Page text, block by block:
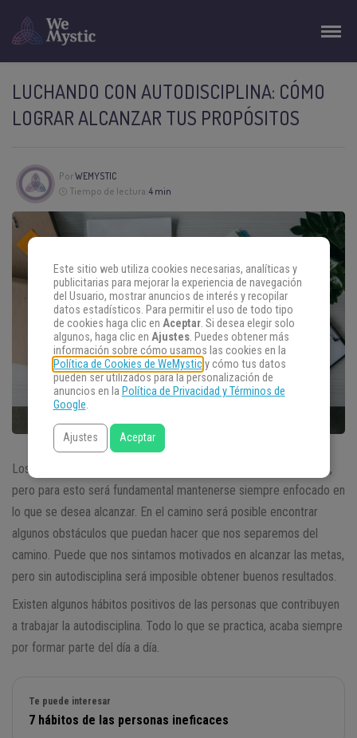
LUCHANDO CON AUTODISCIPLINA: CÓMO
LOGRAR ALCANZAR TUS PROPÓSITOS
PorWEMYSTIC
Tiempo de lectura:4 min
Los objetivos pueden alcanzarse luchando con autodisciplina,
pero para esto será fundamental mantenerse siempre enfocado en
lo que se desea alcanzar. En el camino será posible encontrar
algunos obstáculos que puedan hacer que nos separemos del
camino. Puede que nos sintamos motivados en alcanzar las metas,
pero sin autodisciplina será imposible obtener buenos resultados.
Existen algunos hábitos positivos de las personas que contribuyen
a trabajar la autodisciplina. Todo lo que se practica, acaba siempre
por formar parte del día a día.
Te puede interesar
7 hábitos de las personas ineficaces
Este sitio web utiliza cookies necesarias, analíticas y
publicitarias para mejorar la experiencia de navegación
del Usuario, mostrar anuncios de interés y recopilar
datos estadísticos. Para permitir el uso de todo tipo
de cookies haga clic en Aceptar. Si desea elegir solo
algunos, haga clic en Ajustes. Puedes obtener más
información sobre cómo usamos las cookies en la
Política de Cookies de WeMysticy cómo tus datos
pueden ser utilizados para la personalización de
anuncios en la Política de Privacidad y Términos de
Google.
Ajustes Aceptar